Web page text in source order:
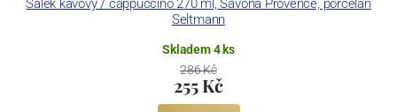
Šálek kávový / cappuccino 270 ml, Savona Provence, porcelán
Seltmann
Skladem 4 ks
286 Kč
255 Kč